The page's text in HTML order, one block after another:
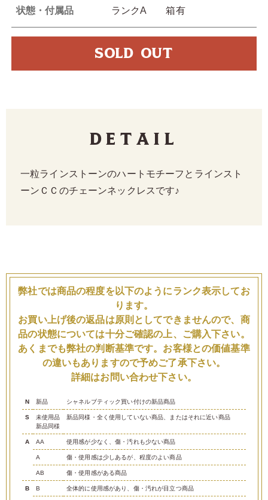
状態・付属品 ランクA 箱有
SOLD OUT
Detail
一粒ラインストーンのハートモチーフとラインスト
ーンＣＣのチェーンネックレスです♪
弊社では商品の程度を以下のようにランク表示してお
ります。
お買い上げ後の返品は原則としてできませんので、商
品の状態については十分ご確認の上、ご購入下さい。
あくまでも弊社の判断基準です。お客様との価値基準
の違いもありますので予めご了承下さい。
詳細はお問い合わせ下さい。
N 新品 シャネルブティック買い付けの新品商品
S
未使用品
新品同様
新品同様・全く使用していない商品、またはそれに近い商品
A AA 使用感が少なく、傷・汚れも少ない商品
A 傷・使用感は少しあるが、程度のよい商品
AB 傷・使用感がある商品
B B 全体的に使用感があり、傷・汚れが目立つ商品